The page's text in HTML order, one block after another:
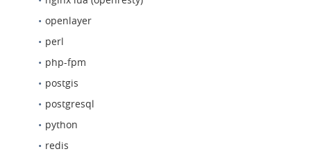
openlayer
perl
php-fpm
postgis
postgresql
python
redis